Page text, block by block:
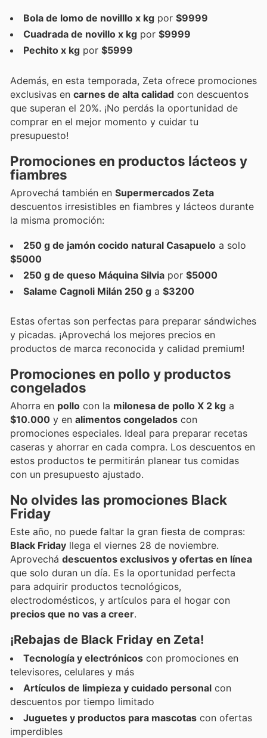
Bola de lomo de novilllo x kg por $9999
Cuadrada de novillo x kg por $9999
Pechito x kg por $5999
Además, en esta temporada, Zeta ofrece promociones
exclusivas en carnes de alta calidad con descuentos
que superan el 20%. ¡No perdás la oportunidad de
comprar en el mejor momento y cuidar tu
presupuesto!
Promociones en productos lácteos y
fiambres
Aprovechá también en Supermercados Zeta
descuentos irresistibles en fiambres y lácteos durante
la misma promoción:
250 g de jamón cocido natural Casapuelo a solo
$5000
250 g de queso Máquina Silvia por $5000
Salame Cagnoli Milán 250 g a $3200
Estas ofertas son perfectas para preparar sándwiches
y picadas. ¡Aprovechá los mejores precios en
productos de marca reconocida y calidad premium!
Promociones en pollo y productos
congelados
Ahorra en pollo con la milonesa de pollo X 2 kg a
$10.000 y en alimentos congelados con
promociones especiales. Ideal para preparar recetas
caseras y ahorrar en cada compra. Los descuentos en
estos productos te permitirán planear tus comidas
con un presupuesto ajustado.
No olvides las promociones Black
Friday
Este año, no puede faltar la gran fiesta de compras:
Black Friday llega el viernes 28 de noviembre.
Aprovechá descuentos exclusivos y ofertas en línea
que solo duran un día. Es la oportunidad perfecta
para adquirir productos tecnológicos,
electrodomésticos, y artículos para el hogar con
precios que no vas a creer.
¡Rebajas de Black Friday en Zeta!
Tecnología y electrónicos con promociones en
televisores, celulares y más
Artículos de limpieza y cuidado personal con
descuentos por tiempo limitado
Juguetes y productos para mascotas con ofertas
imperdibles